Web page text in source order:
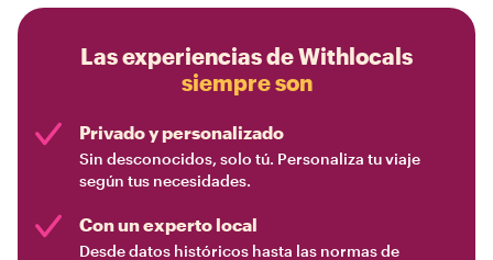
Las experiencias de Withlocals
siempre son
Privado y personalizado
Sin desconocidos, solo tú. Personaliza tu viaje
según tus necesidades.
Con un experto local
Desde datos históricos hasta las normas de